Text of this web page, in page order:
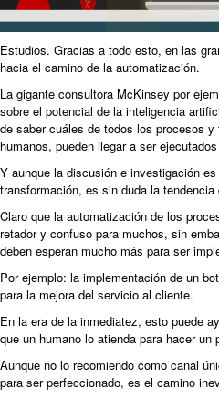
Estudios. Gracias a todo esto, en las
hacia el camino de la automatización.
La gigante consultora McKinsey por
sobre el potencial de la inteligencia
de saber cuáles de todos los procesos
humanos, pueden llegar a ser
Y aunque la discusión e investigación
transformación, es sin duda la tendencia
Claro que la automatización de los
retador y confuso para muchos, sin
deben esperan mucho más para ser
Por ejemplo: la implementación de un
para la mejora del servicio al cliente.
En la era de la inmediatez, esto puede
que un humano lo atienda para hacer un
Aunque no lo recomiendo como canal
para ser perfeccionado, es el camino